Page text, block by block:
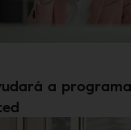
a